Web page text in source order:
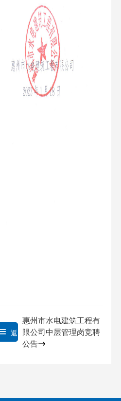
返
惠州市水电建筑工程有
限公司中层管理岗竞聘
公告